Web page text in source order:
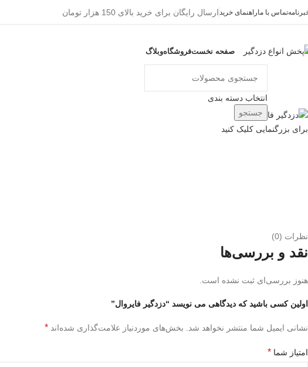
تماس با ماراهنمای خرید ارسال رایگان برای خرید بالای 150 هزار تومان
صفحه نخستفروشگاهوبلاگ
انتخاب دسته بندی
جستجو
برای بزرگنمایی کلیک کنید
نظرات (0)
نقد و بررسی‌ها
هنوز بررسی‌ای ثبت نشده است.
اولین کسی باشید که دیدگاهی می نویسد “دزدگیر فایروال”
نشانی ایمیل شما منتشر نخواهد شد. بخش‌های موردنیاز علامت‌گذاری شده‌اند *
امتیاز شما *